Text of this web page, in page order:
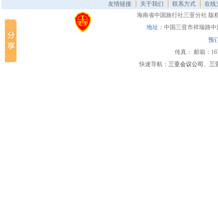
友情链接 关于我们 联系方式
在线
海南省中国旅行社三亚分社 版
地址： 中国三亚市祥瑞路
预
传真： 邮箱：
快速导航： 三亚会议公司 、 三